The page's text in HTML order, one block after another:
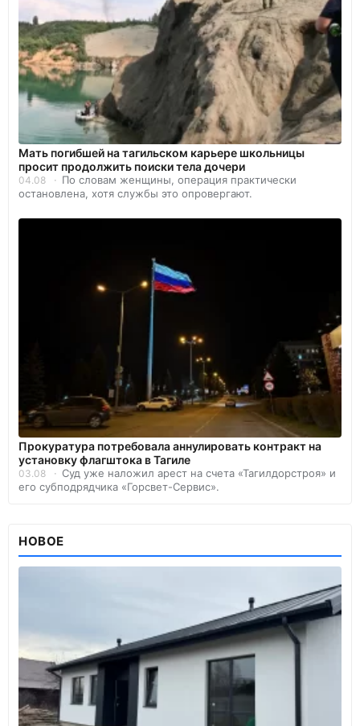
Мать погибшей на тагильском карьере школьницы
просит продолжить поиски тела дочери
04.08
По словам женщины, операция практически
остановлена, хотя службы это опровергают.
Прокуратура потребовала аннулировать контракт на
установку флагштока в Тагиле
03.08
Суд уже наложил арест на счета «Тагилдорстроя» и
его субподрядчика «Горсвет-Сервис».
НОВОЕ